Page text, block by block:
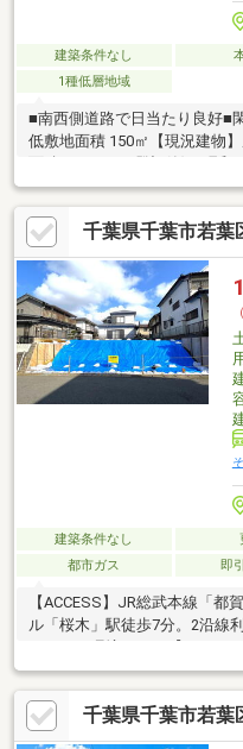
建築条件なし
1種低層地域
■南西側道路で日当たり良好■
低敷地面積 150㎡【現況建物
千葉県千葉市若葉
建築条件なし
都市ガス
即
【ACCESS】JR総武本線「
ル「桜木」駅徒歩7分。2沿線
設も徒歩圏内に揃い、毎日の
た住宅街で、穏やかな時間を
な整形地。前面道路は約6m以
境が魅力です。理想の住まい
千葉県千葉市若葉